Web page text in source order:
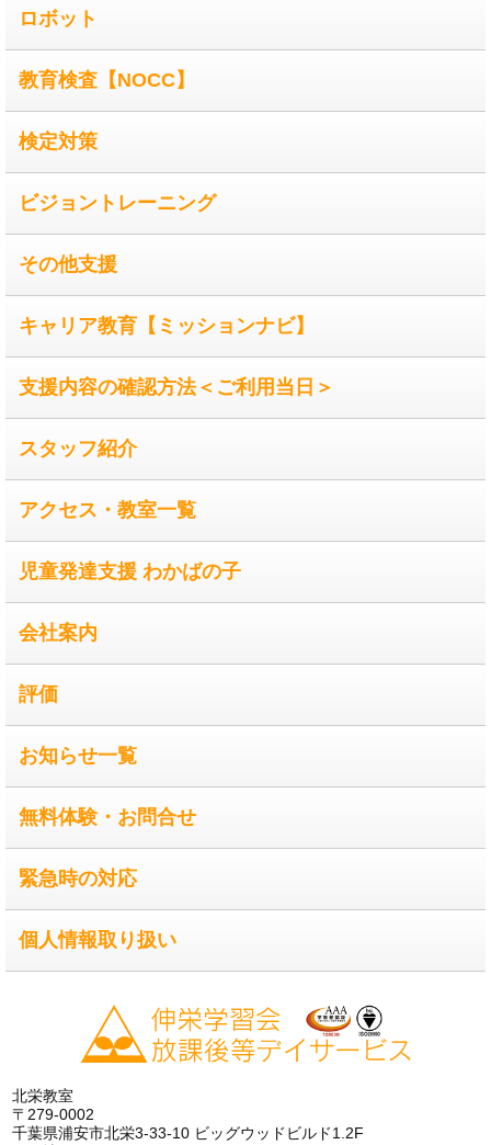
ロボット
教育検査【NOCC】
検定対策
ビジョントレーニング
その他支援
キャリア教育【ミッションナビ】
支援内容の確認方法＜ご利用当日＞
スタッフ紹介
アクセス・教室一覧
児童発達支援 わかばの子
会社案内
評価
お知らせ一覧
無料体験・お問合せ
緊急時の対応
個人情報取り扱い
北栄教室
〒279-0002
千葉県浦安市北栄3-33-10 ビッグウッドビルド1.2F